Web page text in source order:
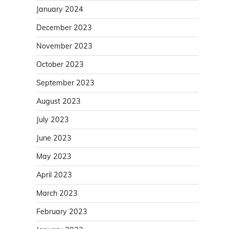
January 2024
December 2023
November 2023
October 2023
September 2023
August 2023
July 2023
June 2023
May 2023
April 2023
March 2023
February 2023